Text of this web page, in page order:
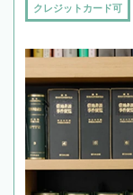
クレジットカード可